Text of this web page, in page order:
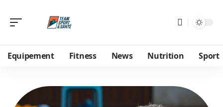
Equipement Fitness News Nutrition Sport